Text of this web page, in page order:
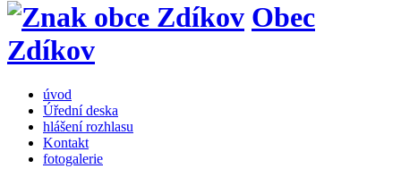
Obec
Zdíkov
úvod
Úřední deska
hlášení rozhlasu
Kontakt
fotogalerie